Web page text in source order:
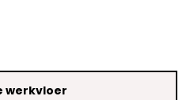
werkvloer